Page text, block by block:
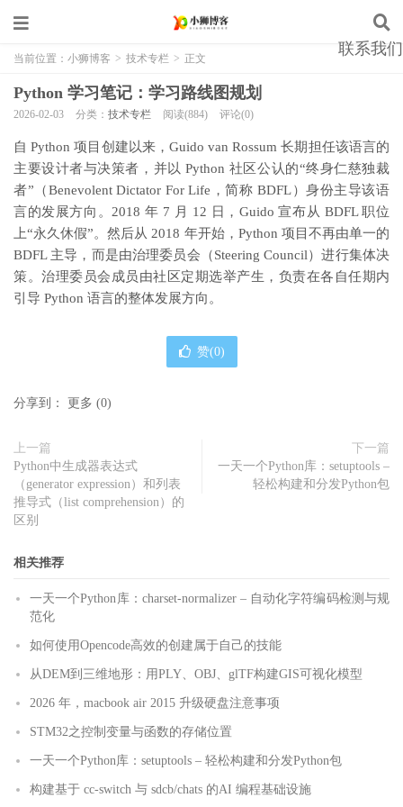
联系我们
当前位置： 小狮博客 > 技术专栏 > 正文
Python 学习笔记：学习路线图规划
2026-02-03 分类： 技术专栏 阅读(884) 评论(0)
自 Python 项目创建以来，Guido van Rossum 长期担任该语言的
主要设计者与决策者，并以 Python 社区公认的“终身仁慈独裁
者”（Benevolent Dictator For Life，简称 BDFL）身份主导该语
言的发展方向。2018 年 7 月 12 日，Guido 宣布从 BDFL 职位
上“永久休假”。然后从 2018 年开始，Python 项目不再由单一的
BDFL 主导，而是由治理委员会（Steering Council）进行集体决
策。治理委员会成员由社区定期选举产生，负责在各自任期内
引导 Python 语言的整体发展方向。
赞(0)
分享到： 更多 (0)
上一篇
Python中生成器表达式
（generator expression）和列表
推导式（list comprehension）的
区别
下一篇
一天一个Python库：setuptools –
轻松构建和分发Python包
相关推荐
一天一个Python库：charset-normalizer – 自动化字符编码检测与规
范化
如何使用Opencode高效的创建属于自己的技能
从DEM到三维地形：用PLY、OBJ、glTF构建GIS可视化模型
2026 年，macbook air 2015 升级硬盘注意事项
STM32之控制变量与函数的存储位置
一天一个Python库：setuptools – 轻松构建和分发Python包
构建基于 cc-switch 与 sdcb/chats 的AI 编程基础设施